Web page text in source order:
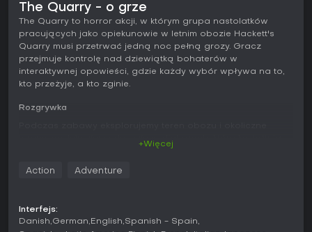
The Quarry - o grze
The Quarry to horror akcji, w którym grupa nastolatków
pracujących jako opiekunowie w letnim obozie Hackett's
Quarry musi przetrwać jedną noc pełną grozy. Gracz
przejmuje kontrolę nad dziewiątką bohaterów w
interaktywnej opowieści, gdzie każdy wybór wpływa na to,
kto przeżyje, a kto zginie.
Rozgrywka
wcześniejszych wyborów. W trakcie eksploracji zbieramy
wskazówki i przedmioty, które rzucają światło na
+Więcej
Action Adventure
Interfejs:
Danish German English Spanish - Spain